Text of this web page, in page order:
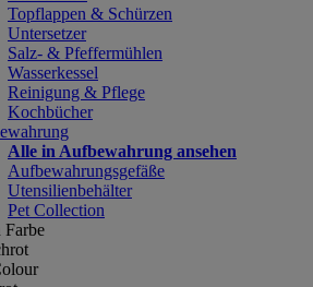
Topflappen & Schürzen
Untersetzer
Salz- & Pfeffermühlen
Wasserkessel
Reinigung & Pflege
Kochbücher
Alle in Aufbewahrung ansehen
Aufbewahrungsgefäße
Utensilienbehälter
Pet Collection
Farbe